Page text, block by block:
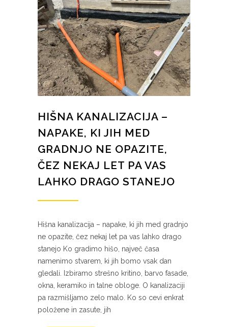
HIŠNA KANALIZACIJA –
NAPAKE, KI JIH MED
GRADNJO NE OPAZITE,
ČEZ NEKAJ LET PA VAS
LAHKO DRAGO STANEJO
Hišna kanalizacija – napake, ki jih med gradnjo
ne opazite, čez nekaj let pa vas lahko drago
stanejo Ko gradimo hišo, največ časa
namenimo stvarem, ki jih bomo vsak dan
gledali. Izbiramo strešno kritino, barvo fasade,
okna, keramiko in talne obloge. O kanalizaciji
pa razmišljamo zelo malo. Ko so cevi enkrat
položene in zasute, jih